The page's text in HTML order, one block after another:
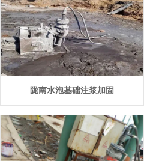
陇南水泡基础注浆加固